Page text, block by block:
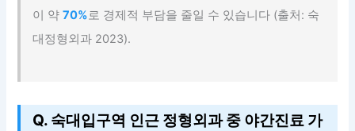
이 약70%로 경제적 부담을 줄일 수 있습니다 (출처: 숙
대정형외과 2023).
Q. 숙대입구역 인근 정형외과 중 야간진료 가